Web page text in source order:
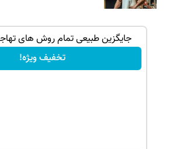
جایگزین طبیعی تمام روش های
تخفیف ویژه!